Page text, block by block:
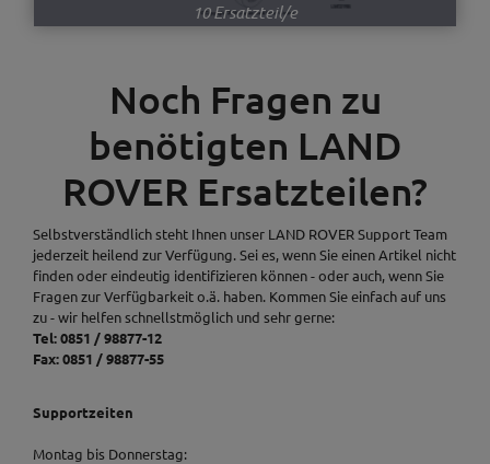
10 Ersatzteil/e
Noch Fragen zu
benötigten LAND
ROVER Ersatzteilen?
Selbstverständlich steht Ihnen unser LAND ROVER Support Team
jederzeit heilend zur Verfügung. Sei es, wenn Sie einen Artikel nicht
finden oder eindeutig identifizieren können - oder auch, wenn Sie
Fragen zur Verfügbarkeit o.ä. haben. Kommen Sie einfach auf uns
zu - wir helfen schnellstmöglich und sehr gerne:
Tel: 0851 / 98877-12
Fax: 0851 / 98877-55
Supportzeiten
Montag bis Donnerstag: